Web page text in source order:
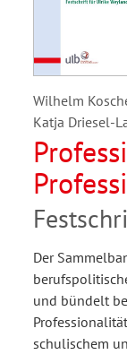
Wilhelm
Katja Driesel-
Der
und bündelt
schulischem